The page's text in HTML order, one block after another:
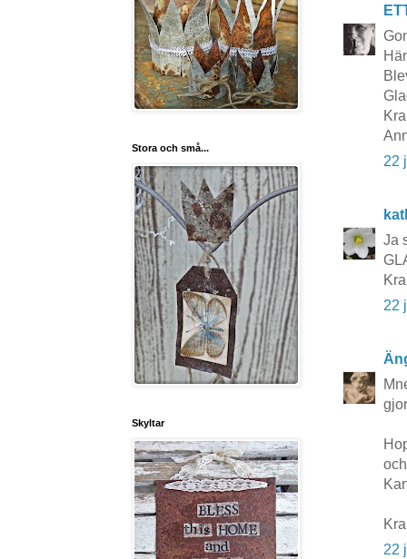
22
Ja
22
22
Stora och små...
Skyltar